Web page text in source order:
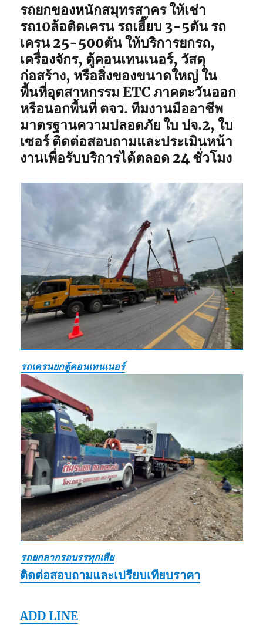
รถยกของหนักสมุทรสาคร ให้เช่า
รถ10ล้อติดเครน รถเฮี๊ยบ 3-5ตัน รถ
เครน 25-500ตัน ให้บริการยกรถ,
เครื่องจักร, ตู้คอนเทนเนอร์, วัสดุ
ก่อสร้าง, หรือสิ่งของขนาดใหญ่ ใน
พื้นที่อุตสาหกรรม ETC ภาคตะวันออก
หรือนอกพื้นที่ ตจว. ทีมงานมืออาชีพ
มาตรฐานความปลอดภัย ใบ ปจ.2, ใบ
เซอร์ ติดต่อสอบถามและประเมินหน้า
งานเพื่อรับบริการได้ตลอด 24 ชั่วโมง
รถเครนยกตู้คอนเทนเนอร์
รถยกลากรถบรรทุกเสีย
ติดต่อสอบถามและเปรียบเทียบราคา
ADD LINE